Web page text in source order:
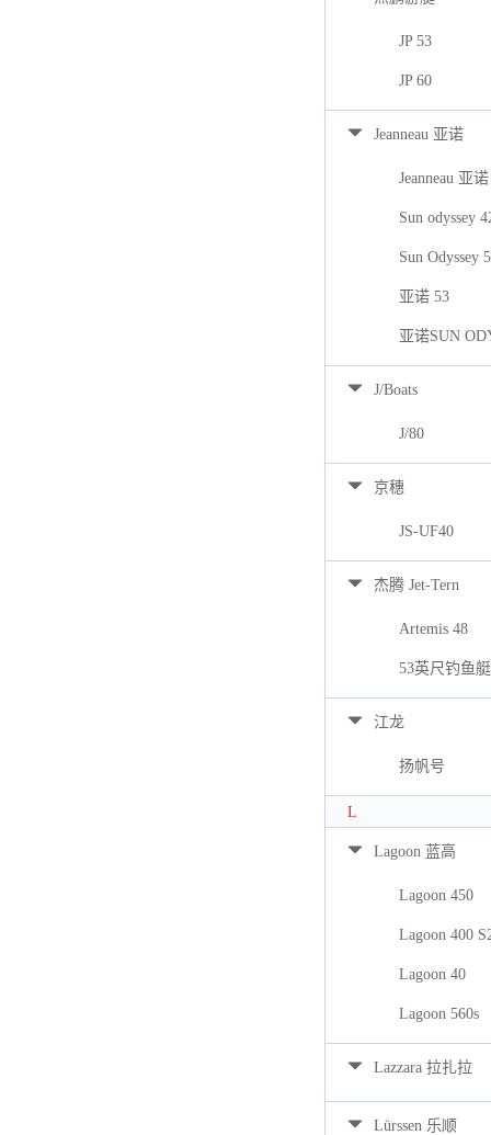
JP 53
JP 60
Jeanneau 亚诺
Jeanneau 亚
Sun odyssey
Sun Odyssey
亚诺 53
亚诺SUN
J/Boats
J/80
京穗
JS-UF40
杰腾 Jet-Tern
Artemis 48
53英尺钓鱼艇
江龙
扬帆号
L
Lagoon 蓝高
Lagoon 450
Lagoon 400
Lagoon 40
Lagoon 560s
Lazzara 拉扎拉
Lürssen 乐顺